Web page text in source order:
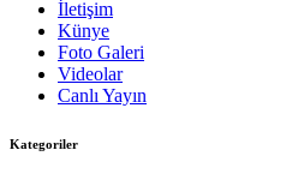
İletişim
Künye
Foto Galeri
Videolar
Canlı Yayın
Kategoriler